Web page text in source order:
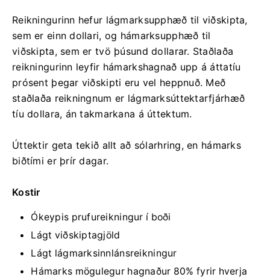
Reikningurinn hefur lágmarksupphæð til viðskipta,
sem er einn dollari, og hámarksupphæð til
viðskipta, sem er tvö þúsund dollarar. Staðlaða
reikningurinn leyfir hámarkshagnað upp á áttatíu
prósent þegar viðskipti eru vel heppnuð. Með
staðlaða reikningnum er lágmarksúttektarfjárhæð
tíu dollara, án takmarkana á úttektum.
Úttektir geta tekið allt að sólarhring, en hámarks
biðtími er þrír dagar.
Kostir
Ókeypis prufureikningur í boði
Lágt viðskiptagjöld
Lágt lágmarksinnlánsreikningur
Hámarks mögulegur hagnaður 80% fyrir hverja